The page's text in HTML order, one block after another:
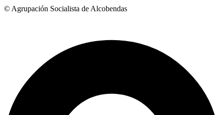
© Agrupación Socialista de Alcobendas